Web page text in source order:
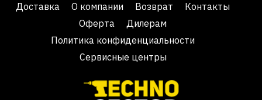
Доставка О компании Возврат
Контакты
Оферта
Дилерам
Политика конфиденциальности
Сервисные центры